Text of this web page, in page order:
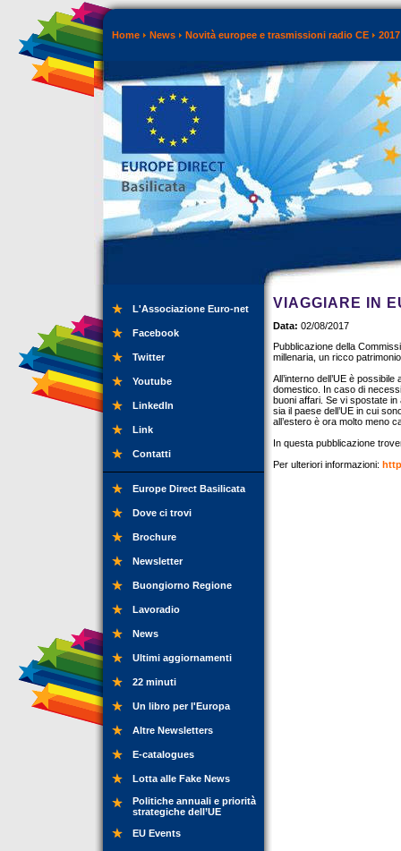
Home News Novità europee e trasmissioni radio CE 2017
L'Associazione Euro-net
Facebook
Twitter
Youtube
LinkedIn
Link
Contatti
Europe Direct Basilicata
Dove ci trovi
Brochure
Newsletter
Buongiorno Regione
Lavoradio
News
Ultimi aggiornamenti
22 minuti
Un libro per l'Europa
Altre Newsletters
E-catalogues
Lotta alle Fake News
Politiche annuali e priorità
strategiche dell’UE
EU Events
VIAGGIARE IN
Data: 02/08/2017
Pubblicazione della
millenaria, un ricco
All’interno dell’UE è
domestico. In caso di
buoni affari. Se vi spostate
sia il paese dell’UE in cui
all’estero è ora molto meno
In questa pubblicazione
Per ulteriori informazioni: